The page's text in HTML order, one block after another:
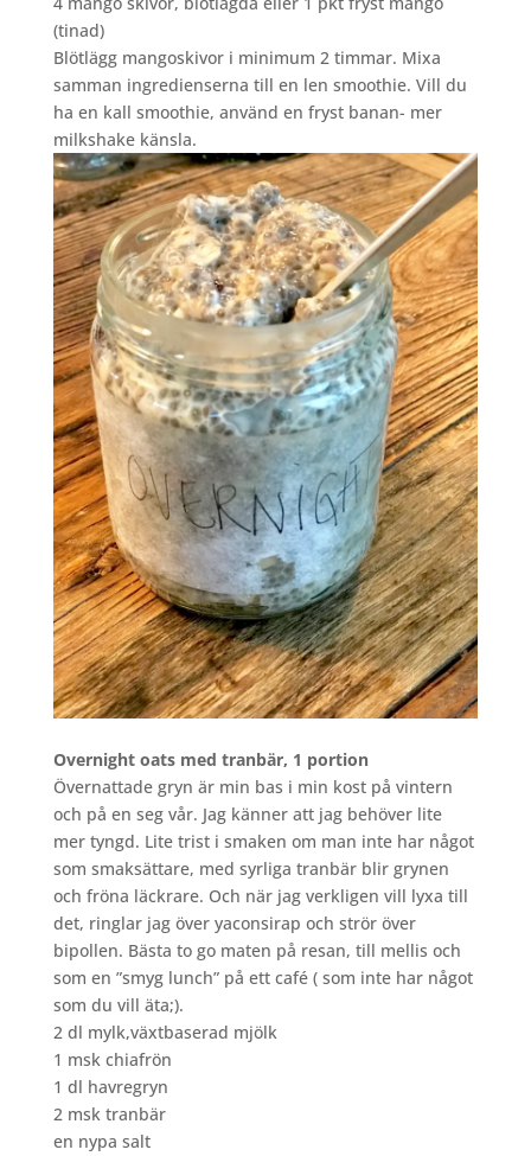
(tinad)
Blötlägg mangoskivor i minimum 2 timmar. Mixa
samman ingredienserna till en len smoothie. Vill du
ha en kall smoothie, använd en fryst banan- mer
milkshake känsla.
Overnight oats med tranbär, 1 portion
Övernattade gryn är min bas i min kost på vintern
och på en seg vår. Jag känner att jag behöver lite
mer tyngd. Lite trist i smaken om man inte har något
som smaksättare, med syrliga tranbär blir grynen
och fröna läckrare. Och när jag verkligen vill lyxa till
det, ringlar jag över yaconsirap och strör över
bipollen. Bästa to go maten på resan, till mellis och
som en ”smyg lunch” på ett café ( som inte har något
som du vill äta;).
2 dl mylk,växtbaserad mjölk
1 msk chiafrön
1 dl havregryn
2 msk tranbär
en nypa salt